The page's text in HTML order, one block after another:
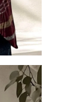
MANTELLE